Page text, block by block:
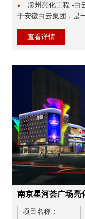
●
滁州亮化工程 -白
于安徽白云集团，是
元，员...
查看详情
南京星河荟广场亮
项目名称：